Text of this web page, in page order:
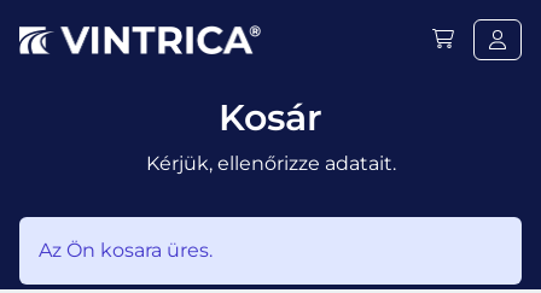
Kosár
Kérjük, ellenőrizze adatait.
Az Ön kosara üres.